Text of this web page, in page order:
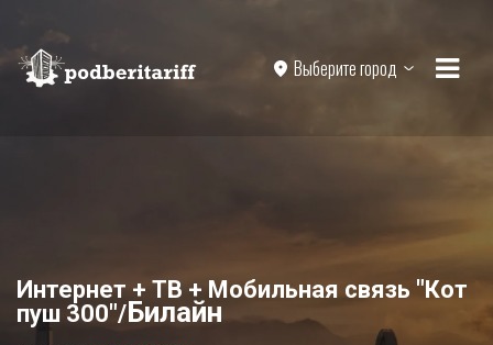
Выберите город
Интернет + ТВ + Мобильная связь "Кот
пуш 300"/Билайн